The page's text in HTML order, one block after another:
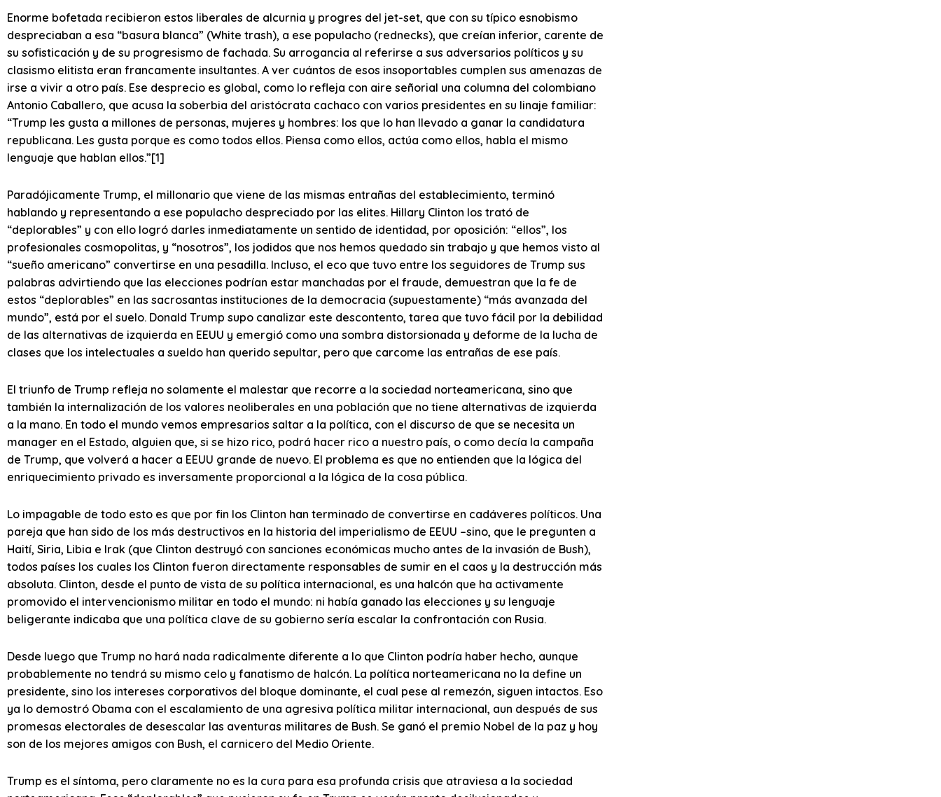
Enorme bofetada recibieron estos liberales de alcurnia y progres del jet-set, que con su típico esnobismo
despreciaban a esa “basura blanca” (White trash), a ese populacho (rednecks), que creían inferior, carente de
su sofisticación y de su progresismo de fachada. Su arrogancia al referirse a sus adversarios políticos y su
clasismo elitista eran francamente insultantes. A ver cuántos de esos insoportables cumplen sus amenazas de
irse a vivir a otro país. Ese desprecio es global, como lo refleja con aire señorial una columna del colombiano
Antonio Caballero, que acusa la soberbia del aristócrata cachaco con varios presidentes en su linaje familiar:
“Trump les gusta a millones de personas, mujeres y hombres: los que lo han llevado a ganar la candidatura
republicana. Les gusta porque es como todos ellos. Piensa como ellos, actúa como ellos, habla el mismo
lenguaje que hablan ellos.”[1]
Paradójicamente Trump, el millonario que viene de las mismas entrañas del establecimiento, terminó
hablando y representando a ese populacho despreciado por las elites. Hillary Clinton los trató de
“deplorables” y con ello logró darles inmediatamente un sentido de identidad, por oposición: “ellos”, los
profesionales cosmopolitas, y “nosotros”, los jodidos que nos hemos quedado sin trabajo y que hemos visto al
“sueño americano” convertirse en una pesadilla. Incluso, el eco que tuvo entre los seguidores de Trump sus
palabras advirtiendo que las elecciones podrían estar manchadas por el fraude, demuestran que la fe de
estos “deplorables” en las sacrosantas instituciones de la democracia (supuestamente) “más avanzada del
mundo”, está por el suelo. Donald Trump supo canalizar este descontento, tarea que tuvo fácil por la debilidad
de las alternativas de izquierda en EEUU y emergió como una sombra distorsionada y deforme de la lucha de
clases que los intelectuales a sueldo han querido sepultar, pero que carcome las entrañas de ese país.
El triunfo de Trump refleja no solamente el malestar que recorre a la sociedad norteamericana, sino que
también la internalización de los valores neoliberales en una población que no tiene alternativas de izquierda
a la mano. En todo el mundo vemos empresarios saltar a la política, con el discurso de que se necesita un
manager en el Estado, alguien que, si se hizo rico, podrá hacer rico a nuestro país, o como decía la campaña
de Trump, que volverá a hacer a EEUU grande de nuevo. El problema es que no entienden que la lógica del
enriquecimiento privado es inversamente proporcional a la lógica de la cosa pública.
Lo impagable de todo esto es que por fin los Clinton han terminado de convertirse en cadáveres políticos. Una
pareja que han sido de los más destructivos en la historia del imperialismo de EEUU –sino, que le pregunten a
Haití, Siria, Libia e Irak (que Clinton destruyó con sanciones económicas mucho antes de la invasión de Bush),
todos países los cuales los Clinton fueron directamente responsables de sumir en el caos y la destrucción más
absoluta. Clinton, desde el punto de vista de su política internacional, es una halcón que ha activamente
promovido el intervencionismo militar en todo el mundo: ni había ganado las elecciones y su lenguaje
beligerante indicaba que una política clave de su gobierno sería escalar la confrontación con Rusia.
Desde luego que Trump no hará nada radicalmente diferente a lo que Clinton podría haber hecho, aunque
probablemente no tendrá su mismo celo y fanatismo de halcón. La política norteamericana no la define un
presidente, sino los intereses corporativos del bloque dominante, el cual pese al remezón, siguen intactos. Eso
ya lo demostró Obama con el escalamiento de una agresiva política militar internacional, aun después de sus
promesas electorales de desescalar las aventuras militares de Bush. Se ganó el premio Nobel de la paz y hoy
son de los mejores amigos con Bush, el carnicero del Medio Oriente.
Trump es el síntoma, pero claramente no es la cura para esa profunda crisis que atraviesa a la sociedad